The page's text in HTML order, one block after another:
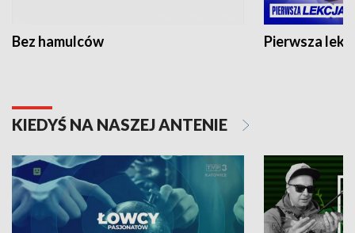
Bez hamulców Pierwsza
KIEDYŚ NA NASZEJ ANTENIE